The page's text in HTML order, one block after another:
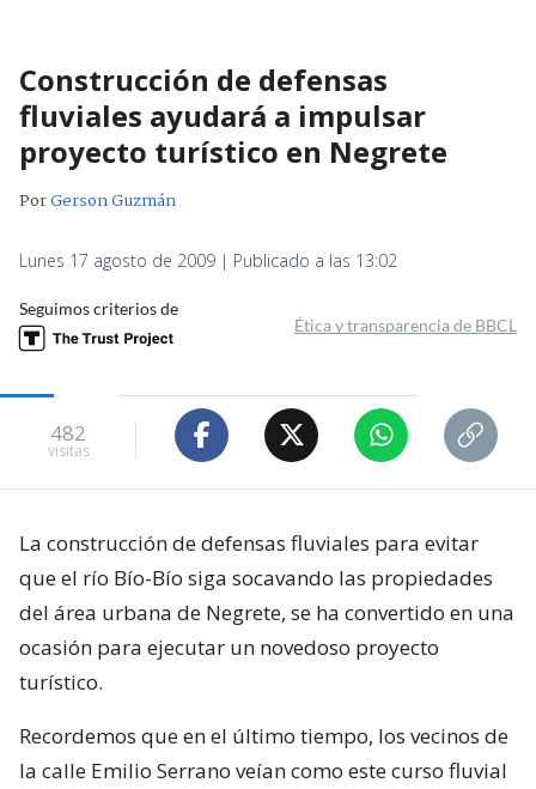
Construcción de defensas
fluviales ayudará a impulsar
proyecto turístico en Negrete
PorGerson Guzmán
Lunes 17 agosto de 2009 | Publicado a las 13:02
Seguimos criterios de
Ética y transparencia de BBCL
482
visitas
La construcción de defensas fluviales para evitar
que el río Bío-Bío siga socavando las propiedades
del área urbana de Negrete, se ha convertido en una
ocasión para ejecutar un novedoso proyecto
turístico.
Recordemos que en el último tiempo, los vecinos de
la calle Emilio Serrano veían como este curso fluvial